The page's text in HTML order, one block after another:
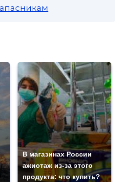
В магазинах России
ажиотаж из-за этого
продукта: что купить?